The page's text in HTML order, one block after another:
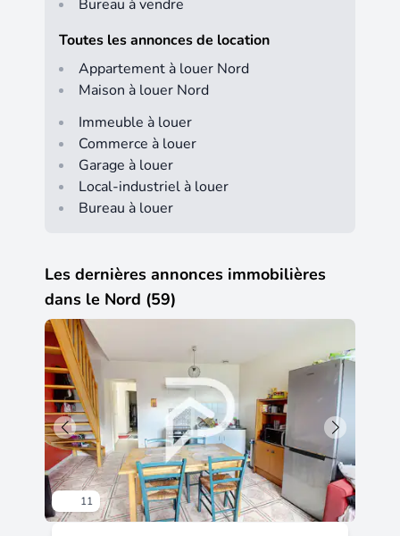
Bureau à vendre
Toutes les annonces de location
Appartement à louer Nord
Maison à louer Nord
Immeuble à louer
Commerce à louer
Garage à louer
Local-industriel à louer
Bureau à louer
Les dernières annonces immobilières
dans le Nord (59)
11